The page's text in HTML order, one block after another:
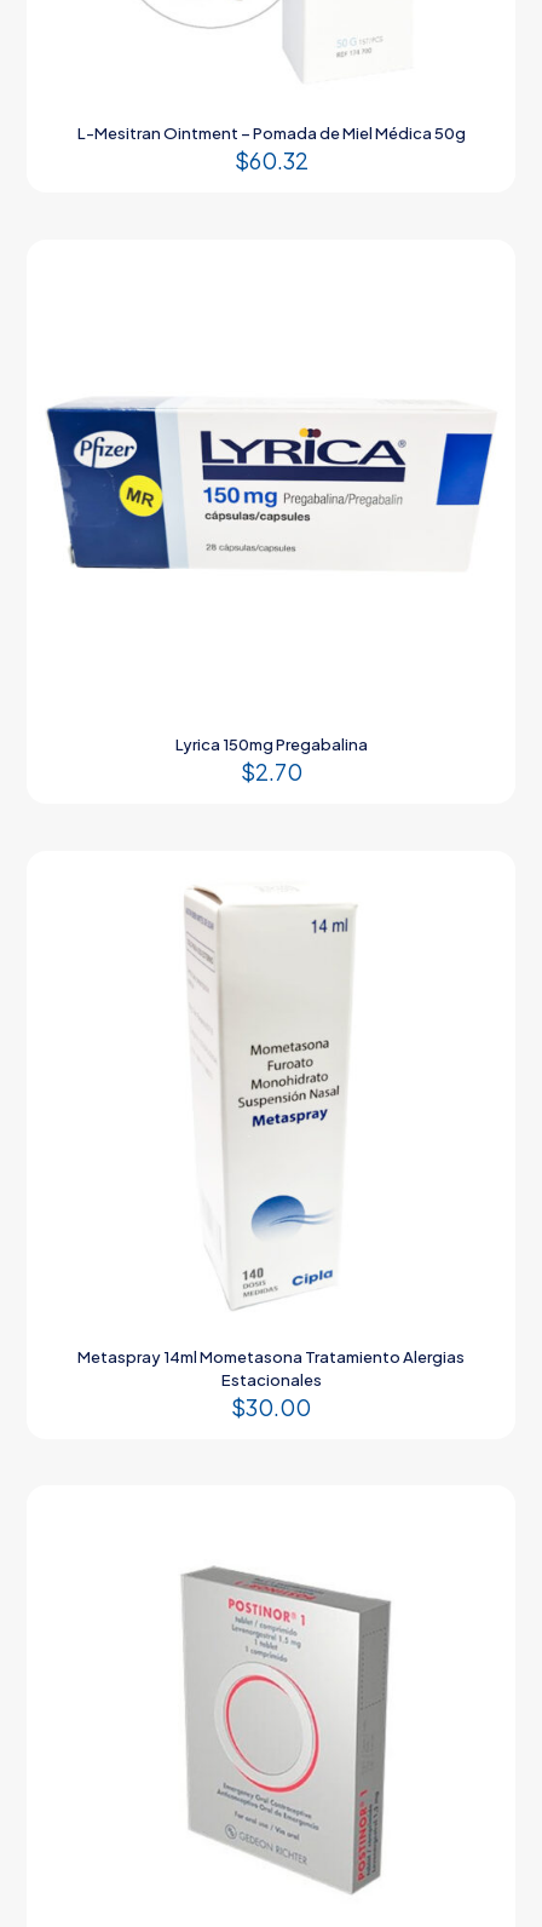
L-Mesitran Ointment – Pomada de Miel Médica 50g
$60.32
Lyrica 150mg Pregabalina
$2.70
Metaspray 14ml Mometasona Tratamiento Alergias
Estacionales
$30.00